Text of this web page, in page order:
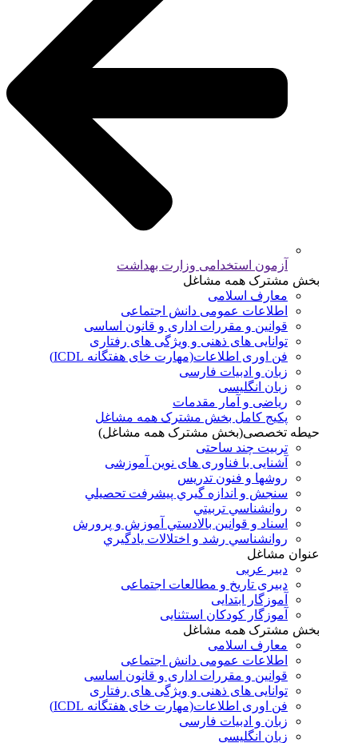
آزمون استخدامی وزارت بهداشت
بخش مشترک همه مشاغل
معارف اسلامی
اطلاعات عمومی دانش اجتماعی
قوانین و مقررات اداری و قانون اساسی
توانایی های ذهنی و ویژگی های رفتاری
فن اوری اطلاعات(مهارت خای هفتگانه ICDL)
زبان و ادبیات فارسی
زبان انگلیسی
ریاضی و آمار مقدمات
پکیج کامل بخش مشترک همه مشاغل
حیطه تخصصی(بخش مشترک همه مشاغل)
تربیت چند ساحتی
آشنایی با فناوری های نوین آموزشی
روشها و فنون تدريس
سنجش و اندازه گيري پيشرفت تحصيلي
روانشناسي تربيتي
اسناد و قوانين بالادستي آموزش و پرورش
روانشناسي رشد و اختلالات يادگيري
عنوان مشاغل
دبير عربی
دبیری تاریخ و مطالعات اجتماعی
آموزگار ابتدایی
آموزگار کودکان استثنایی
بخش مشترک همه مشاغل
معارف اسلامی
اطلاعات عمومی دانش اجتماعی
قوانین و مقررات اداری و قانون اساسی
توانایی های ذهنی و ویژگی های رفتاری
فن اوری اطلاعات(مهارت خای هفتگانه ICDL)
زبان و ادبیات فارسی
زبان انگلیسی